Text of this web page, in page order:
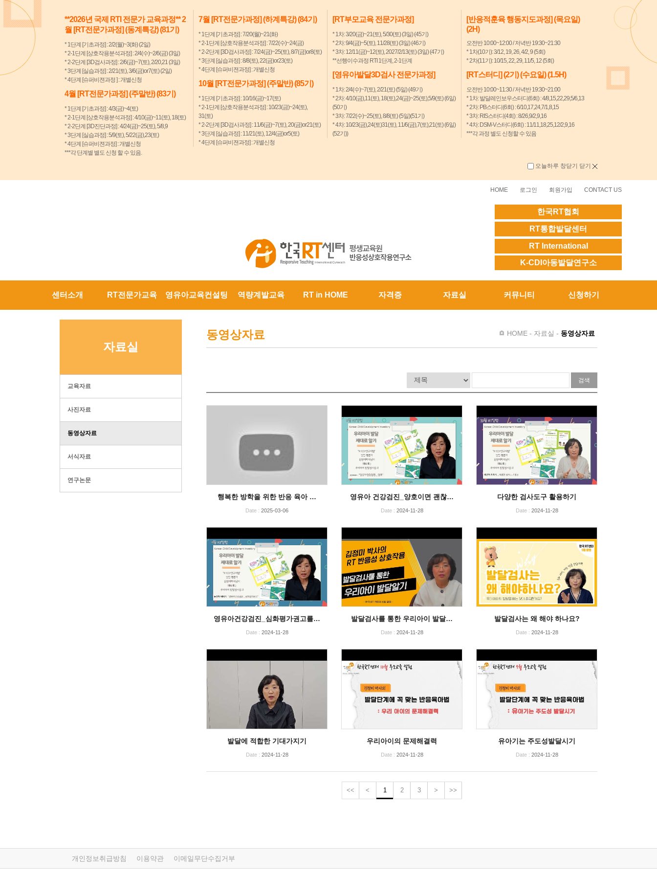
**2026년 국제 RTI 전문가 교육과정** 2
월 [RT전문가과정] (동계특강) (81기)
* 1단계 [기초과정] : 2/2(월)~3(화) (2일)
* 2-1단계 [상호작용분석과정] : 2/4(수)~2/6(금) (3일)
* 2-2단계 [3D검사과정] : 2/6(금)~7(토), 2/20,21 (3일)
* 3단계 [실습과정] : 2/21(토), 3/6(금)or7(토) (2일)
* 4단계 [슈퍼비젼과정 ] : 개별신청
4월 [RT전문가과정] (주말반) (83기)
* 1단계 [기초과정] : 4/3(금)~4(토)
* 2-1단계 [상호작용분석과정] : 4/10(금)~11(토), 18(토)
* 2-2단계 [3D진단과정] : 4/24(금)~25(토), 5/8,9
* 3단계 [실습과정] : 5/9(토), 5/22(금),23(토)
* 4단계 [슈퍼비젼과정] : 개별신청
***각 단계별 별도 신청 할 수 있음.
7월 [RT전문가과정] (하계특강) (84기)
* 1단계 [기초과정] : 7/20(월)~21(화)
* 2-1단계 [상호작용분석과정] : 7/22(수)~24(금)
* 2-2단계 [3D검사과정] : 7/24(금)~25(토), 8/7(금)or8(토)
* 3단계 [실습과정] : 8/8(토), 22(금)or23(토)
* 4단계 [슈퍼비젼과정] : 개별신청
10월 [RT전문가과정] (주말반) (85기)
* 1단계 [기초과정] : 10/16(금)~17(토)
* 2-1단계 [상호작용분석과정] : 10/23(금)~24(토),
31(토)
* 2-2단계 [3D검사과정] : 11/6(금)~7(토), 20(금)or21(토)
* 3단계 [실습과정] : 11/21(토), 12/4(금)or5(토)
* 4단계 [슈퍼비젼과정] : 개별신청
[RT부모교육 전문가과정]
* 1차: 3/20(금)~21(토), 5/30(토) (3일) (45기)
* 2차: 9/4(금)~5(토), 11/28(토) (3일) (46기)
* 3차: 12/11(금)~12(토), 2027/2/13(토) (3일) (47기)
**선행이수과정 RTI 1단계, 2-1단계
[영유아발달3D검사 전문가과정]
* 1차: 2/4(수)~7(토), 2/21(토) (5일) (49기)
* 2차: 4/10(금),11(토), 18(토),24(금)~25(토),5/9(토) (6일)
(50기)
* 3차: 7/22(수)~25(토), 8/8(토) (5일)(51기)
* 4차: 10/23(금),24(토)31(토), 11/6(금),7(토),21(토) (6일)
(52기))
[반응적훈육 행동지도과정] (목요일)
(2H)
오전반 10:00~12:00 / 저녁반 19:30~21:30
* 1차(10기): 3/12, 19, 26, 4/2, 9 (5회)
* 2차(11기): 10/15, 22, 29, 11/5, 12 (5회)
[RT스터디] (2기) (수요일) (1.5H)
오전반 10:00~11:30 / 저녁반 19:30~21:00
* 1차: 발달레인보우스터디(6회) : 4/8,15,22,29,5/6,13
* 2차: PB스터디(6회) : 6/10,17,24,7/1,8,15
* 3차: RIS스터디(4회) : 8/26,9/2,9,16
* 4차: DSM-V스터디(6회) : 11/11,18,25,12/2,9,16
***각 과정 별도 신청할 수 있음
오늘하루 창닫기 닫기
HOME 로그인 회원가입 CONTACT US
한국RT협회
RT통합발달센터
RT International
K-CDI아동발달연구소
센터소개 RT전문가교육 영유아교육컨설팅 역량계발교육 RT in HOME 자격증 자료실 커뮤니티 신청하기
자료실
교육자료
사진자료
동영상자료
서식자료
연구논문
동영상자료 HOME - 자료실 - 동영상자료
행복한 방학을 위한 반응 육아 …
Date : 2025-03-06
영유아 건강검진_양호이면 괜찮…
Date : 2024-11-28
다양한 검사도구 활용하기
Date : 2024-11-28
영유아건강검진_심화평가권고를…
Date : 2024-11-28
발달검사를 통한 우리아이 발달…
Date : 2024-11-28
발달검사는 왜 해야 하나요?
Date : 2024-11-28
발달에 적합한 기대가지기
Date : 2024-11-28
우리아이의 문제해결력
Date : 2024-11-28
유아기는 주도성발달시기
Date : 2024-11-28
<< < 1 2 3 > >>
개인정보취급방침 이용약관 이메일무단수집거부